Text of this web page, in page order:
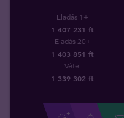
Eladás 1+
1 407 231 ft
Eladás 20+
1 403 851 ft
Vétel
1 339 302 ft